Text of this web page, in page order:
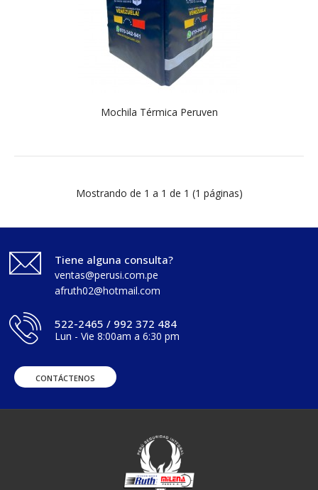
Mochila Térmica Peruven
Mostrando de 1 a 1 de 1 (1 páginas)
Tiene alguna consulta?
ventas@perusi.com.pe
afruth02@hotmail.com
522-2465 / 992 372 484
Lun - Vie 8:00am a 6:30 pm
CONTÁCTENOS